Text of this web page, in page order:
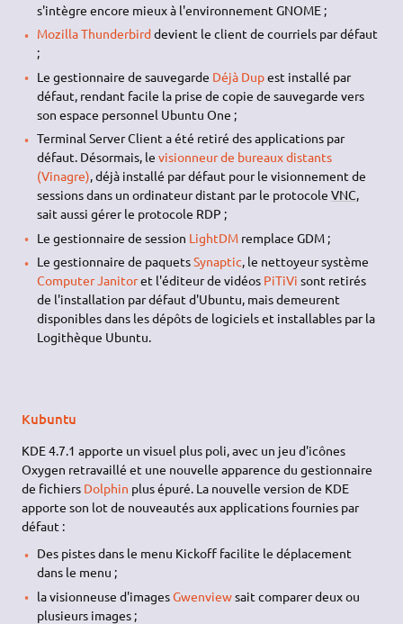
s'intègre encore mieux à l'environnement GNOME ;
Mozilla Thunderbirddevient le client de courriels par défaut
;
Le gestionnaire de sauvegarde Déjà Dupest installé par
défaut, rendant facile la prise de copie de sauvegarde vers
son espace personnel Ubuntu One ;
Terminal Server Client a été retiré des applications par
défaut. Désormais, le visionneur de bureaux distants
(Vinagre), déjà installé par défaut pour le visionnement de
sessions dans un ordinateur distant par le protocole VNC,
sait aussi gérer le protocole RDP ;
Le gestionnaire de session LightDMremplace GDM ;
Le gestionnaire de paquetsSynaptic, le nettoyeur système
Computer Janitoret l'éditeur de vidéos PiTiVi sont retirés
de l'installation par défaut d'Ubuntu, mais demeurent
disponibles dans les dépôts de logiciels et installables par la
Logithèque Ubuntu.
Kubuntu
KDE 4.7.1 apporte un visuel plus poli, avec un jeu d'icônes
Oxygen retravaillé et une nouvelle apparence du gestionnaire
de fichiers Dolphin plus épuré. La nouvelle version de KDE
apporte son lot de nouveautés aux applications fournies par
défaut :
Des pistes dans le menu Kickoff facilite le déplacement
dans le menu ;
la visionneuse d'imagesGwenviewsait comparer deux ou
plusieurs images ;